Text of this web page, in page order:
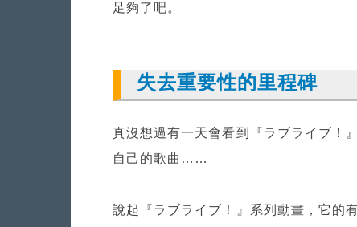
足夠了吧。
失去重要性的里程碑
真沒想過有一天會看到『ラブライブ！
自己的歌曲……
說起『ラブライブ！』系列動畫，它的